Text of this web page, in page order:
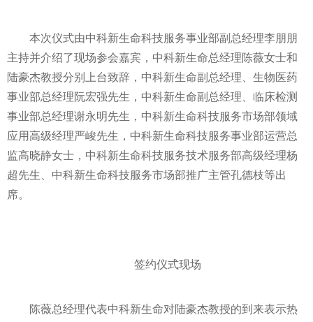
本次仪式由中科新生命科技服务事业部副总经理李朋朋
主持并介绍了现场参会嘉宾，中科新生命总经理陈薇女士和
陆豪杰教授分别上台致辞，中科新生命副总经理、生物医药
事业部总经理阮宏强先生，中科新生命副总经理、临床检测
事业部总经理谢永明先生，中科新生命科技服务市场部领域
应用高级经理严峻先生，中科新生命科技服务事业部运营总
监高晓静女士，中科新生命科技服务技术服务部高级经理杨
超先生、中科新生命科技服务市场部推广主管孔德枝等出
席。
签约仪式现场
陈薇总经理代表中科新生命对陆豪杰教授的到来表示热